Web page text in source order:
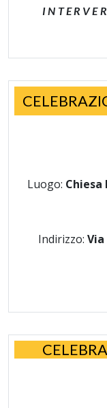
Luogo: Chiesa
Indirizzo: Via